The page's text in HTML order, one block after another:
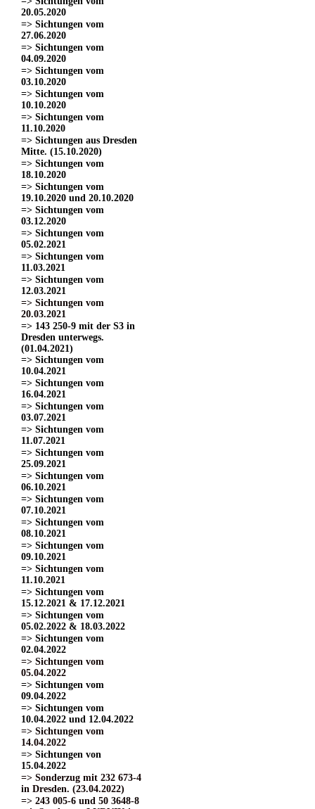
20.05.2020
=> Sichtungen vom
27.06.2020
=> Sichtungen vom
04.09.2020
=> Sichtungen vom
03.10.2020
=> Sichtungen vom
10.10.2020
=> Sichtungen vom
11.10.2020
=> Sichtungen aus Dresden
Mitte. (15.10.2020)
=> Sichtungen vom
18.10.2020
=> Sichtungen vom
19.10.2020 und 20.10.2020
=> Sichtungen vom
03.12.2020
=> Sichtungen vom
05.02.2021
=> Sichtungen vom
11.03.2021
=> Sichtungen vom
12.03.2021
=> Sichtungen vom
20.03.2021
=> 143 250-9 mit der S3 in
Dresden unterwegs.
(01.04.2021)
=> Sichtungen vom
10.04.2021
=> Sichtungen vom
16.04.2021
=> Sichtungen vom
03.07.2021
=> Sichtungen vom
11.07.2021
=> Sichtungen vom
25.09.2021
=> Sichtungen vom
06.10.2021
=> Sichtungen vom
07.10.2021
=> Sichtungen vom
08.10.2021
=> Sichtungen vom
09.10.2021
=> Sichtungen vom
11.10.2021
=> Sichtungen vom
15.12.2021 & 17.12.2021
=> Sichtungen vom
05.02.2022 & 18.03.2022
=> Sichtungen vom
02.04.2022
=> Sichtungen vom
05.04.2022
=> Sichtungen vom
09.04.2022
=> Sichtungen vom
10.04.2022 und 12.04.2022
=> Sichtungen vom
14.04.2022
=> Sichtungen von
15.04.2022
=> Sonderzug mit 232 673-4
in Dresden. (23.04.2022)
=> 243 005-6 und 50 3648-8